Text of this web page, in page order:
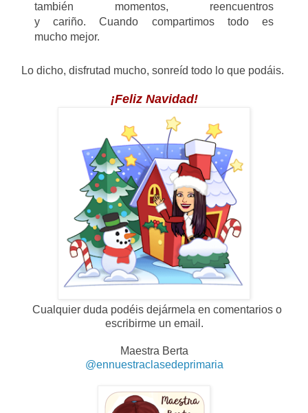
también momentos, reencuentros
y cariño. Cuando compartimos todo es
mucho mejor.
Lo dicho, disfrutad mucho, sonreíd todo lo que podáis.
¡Feliz Navidad!
Cualquier duda podéis dejármela en comentarios o
escribirme un email.
Maestra Berta
@ennuestraclasedeprimaria